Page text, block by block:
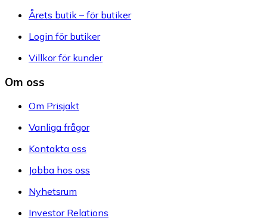
Årets butik – för butiker
Login för butiker
Villkor för kunder
Om oss
Om Prisjakt
Vanliga frågor
Kontakta oss
Jobba hos oss
Nyhetsrum
Investor Relations